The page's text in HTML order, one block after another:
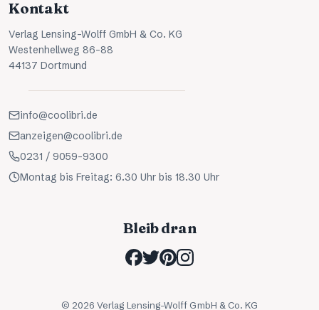
Kontakt
Verlag Lensing-Wolff GmbH & Co. KG
Westenhellweg 86-88
44137 Dortmund
info@coolibri.de
anzeigen@coolibri.de
0231 / 9059-9300
Montag bis Freitag: 6.30 Uhr bis 18.30 Uhr
Bleib dran
© 2026 Verlag Lensing-Wolff GmbH & Co. KG